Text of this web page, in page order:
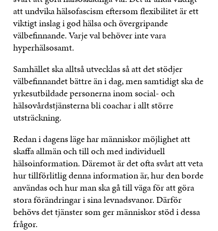
att undvika hälsofascism eftersom flexibilitet är ett
viktigt inslag i god hälsa och övergripande
välbefinnande. Varje val behöver inte vara
hyperhälsosamt.
Samhället ska alltså utvecklas så att det stödjer
välbefinnandet bättre än i dag, men samtidigt ska de
yrkesutbildade personerna inom social- och
hälsovårdstjänsterna bli coachar i allt större
utsträckning.
Redan i dagens läge har människor möjlighet att
skaffa allmän och till och med individuell
hälsoinformation. Däremot är det ofta svårt att veta
hur tillförlitlig denna information är, hur den borde
användas och hur man ska gå till väga för att göra
stora förändringar i sina levnadsvanor. Därför
behövs det tjänster som ger människor stöd i dessa
frågor.